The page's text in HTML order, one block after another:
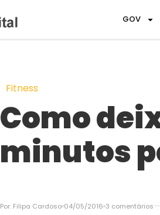
GOV
Fitness
Como
minutos
Por: Filipa Cardoso 04/05/2016 3 comentários